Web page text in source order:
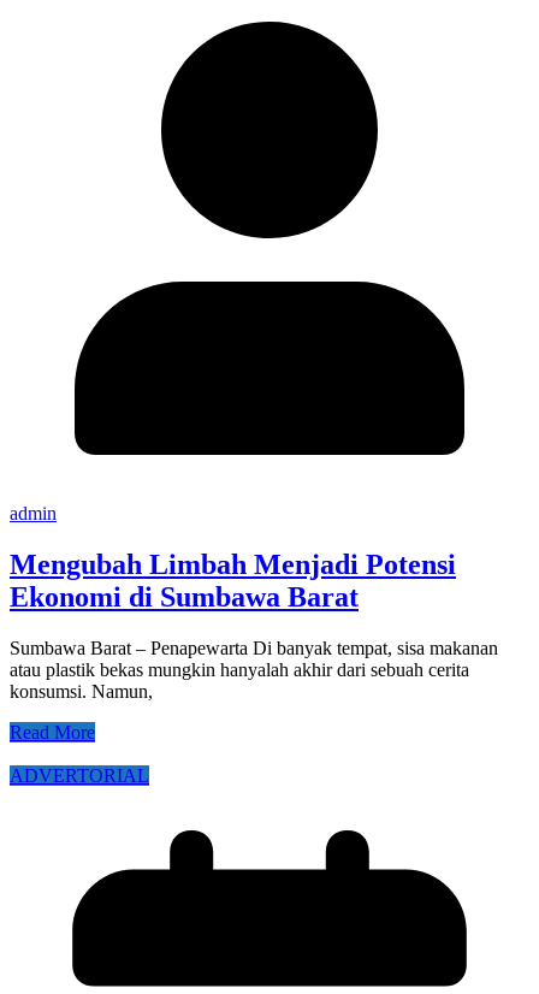
admin
Mengubah Limbah Menjadi Potensi
Ekonomi di Sumbawa Barat
Sumbawa Barat – Penapewarta Di banyak tempat, sisa makanan
atau plastik bekas mungkin hanyalah akhir dari sebuah cerita
konsumsi. Namun,
Read More
ADVERTORIAL